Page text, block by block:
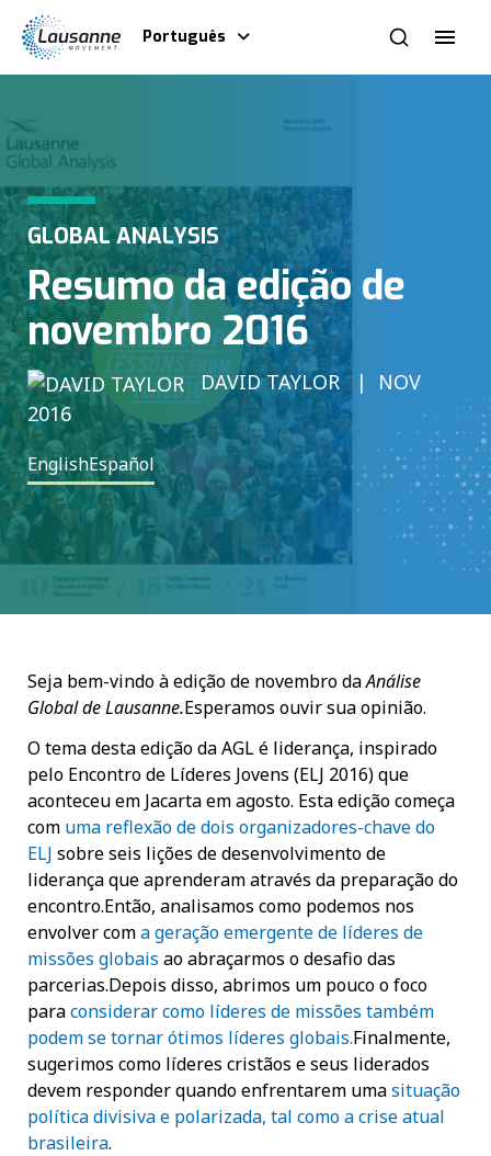
Português
GLOBAL ANALYSIS
Resumo da edição de
novembro 2016
DAVID TAYLOR
NOV
2016
EnglishEspañol
Seja bem-vindo à edição de novembro daAnálise
Global de Lausanne.Esperamos ouvir sua opinião.
O tema desta edição da AGL é liderança, inspirado
pelo Encontro de Líderes Jovens (ELJ 2016) que
aconteceu em Jacarta em agosto. Esta edição começa
com uma reflexão de dois organizadores-chave do
ELJ sobre seis lições de desenvolvimento de
liderança que aprenderam através da preparação do
encontro.Então, analisamos como podemos nos
envolver coma geração emergente de líderes de
missões globais ao abraçarmos o desafio das
parcerias.Depois disso, abrimos um pouco o foco
paraconsiderar como líderes de missões também
podem se tornar ótimos líderes globais.Finalmente,
sugerimos como líderes cristãos e seus liderados
devem responder quando enfrentarem umasituação
política divisiva e polarizada, tal como a crise atual
brasileira.